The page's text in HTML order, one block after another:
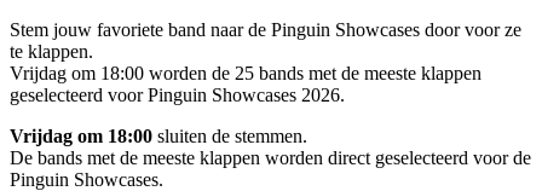
Stem jouw favoriete band naar de Pinguin Showcases door voor ze
te klappen.
Vrijdag om 18:00 worden de 25 bands met de meeste klappen
geselecteerd voor Pinguin Showcases 2026.
Vrijdag om 18:00 sluiten de stemmen.
De bands met de meeste klappen worden direct geselecteerd voor de
Pinguin Showcases.